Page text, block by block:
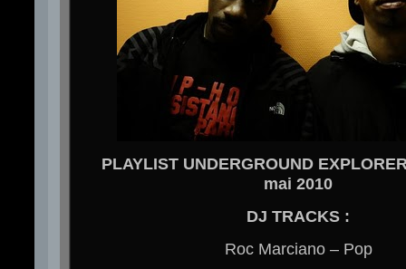
PLAYLIST UNDERGROUND
mai 2010
DJ TRACKS :
Roc Marciano – Pop